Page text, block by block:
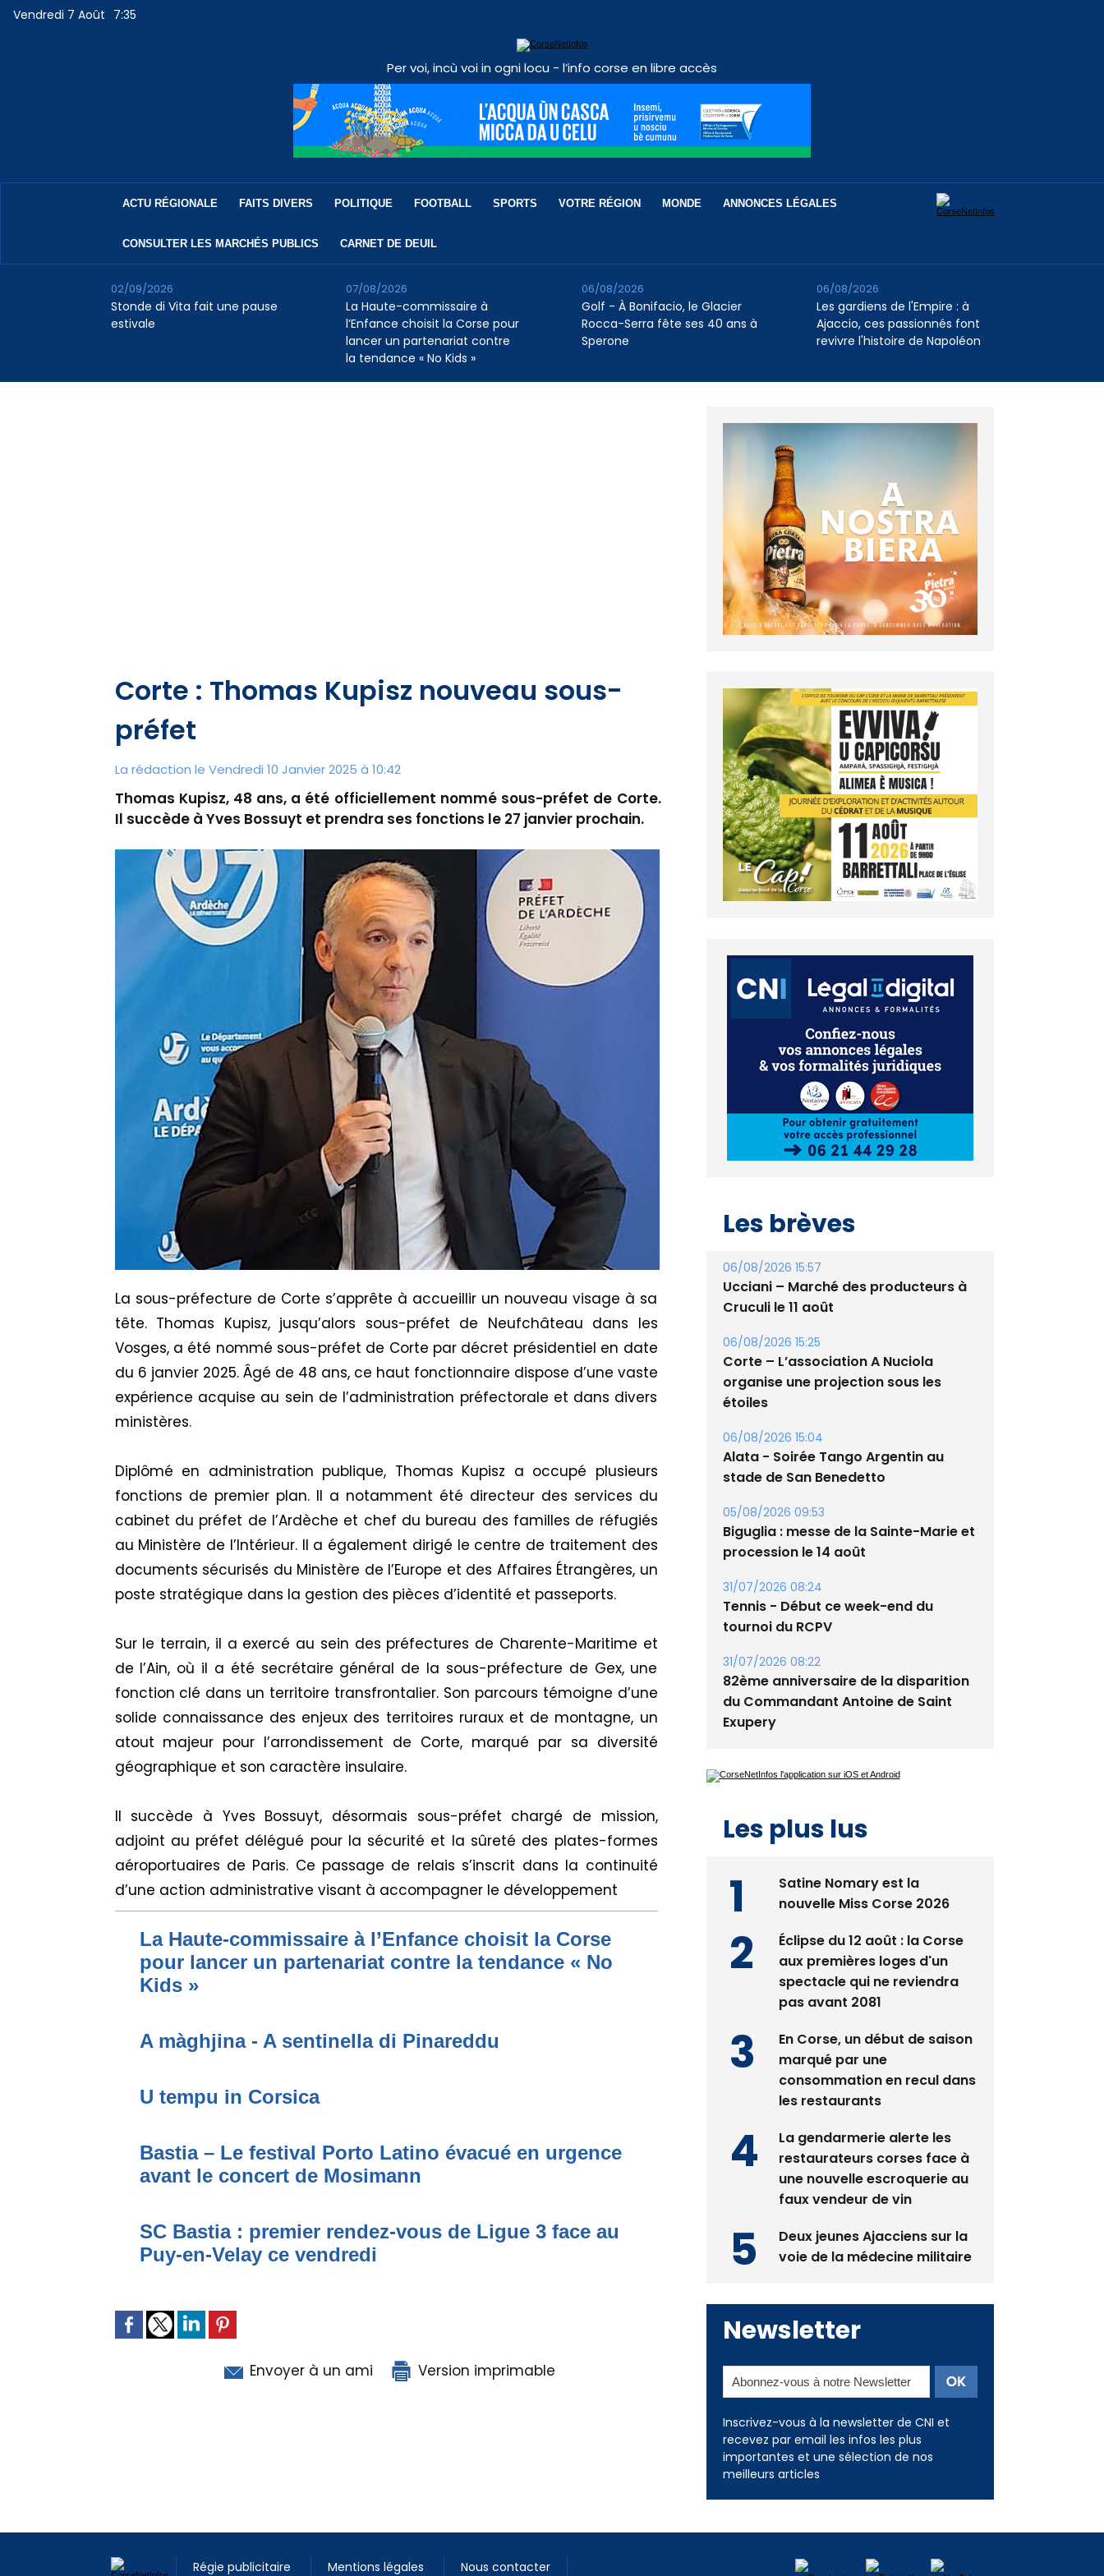
Vendredi 7 Août 7:35
Per voi, incù voi in ogni locu - l’info corse en libre accès
ACTU RÉGIONALE FAITS DIVERS POLITIQUE FOOTBALL SPORTS VOTRE RÉGION MONDE ANNONCES LÉGALES
CONSULTER LES MARCHÉS PUBLICS CARNET DE DEUIL
Stonde di Vita fait une pause
estivale
02/09/2026
La Haute-commissaire à
l’Enfance choisit la Corse pour
lancer un partenariat contre
la tendance « No Kids »
07/08/2026
Golf - À Bonifacio, le Glacier
Rocca-Serra fête ses 40 ans à
Sperone
06/08/2026
Les gardiens de l'Empire : à
Ajaccio, ces passionnés font
revivre l'histoire de Napoléon
06/08/2026
Corte : Thomas Kupisz nouveau sous-
préfet
La rédaction le Vendredi 10 Janvier 2025 à 10:42
Thomas Kupisz, 48 ans, a été officiellement nommé sous-préfet de Corte.
Il succède à Yves Bossuyt et prendra ses fonctions le 27 janvier prochain.
La sous-préfecture de Corte s’apprête à accueillir un nouveau visage à sa
tête. Thomas Kupisz, jusqu’alors sous-préfet de Neufchâteau dans les
Vosges, a été nommé sous-préfet de Corte par décret présidentiel en date
du 6 janvier 2025. Âgé de 48 ans, ce haut fonctionnaire dispose d’une vaste
expérience acquise au sein de l’administration préfectorale et dans divers
ministères.
Diplômé en administration publique, Thomas Kupisz a occupé plusieurs
fonctions de premier plan. Il a notamment été directeur des services du
cabinet du préfet de l’Ardèche et chef du bureau des familles de réfugiés
au Ministère de l’Intérieur. Il a également dirigé le centre de traitement des
documents sécurisés du Ministère de l’Europe et des Affaires Étrangères, un
poste stratégique dans la gestion des pièces d’identité et passeports.
Sur le terrain, il a exercé au sein des préfectures de Charente-Maritime et
de l’Ain, où il a été secrétaire général de la sous-préfecture de Gex, une
fonction clé dans un territoire transfrontalier. Son parcours témoigne d’une
solide connaissance des enjeux des territoires ruraux et de montagne, un
atout majeur pour l’arrondissement de Corte, marqué par sa diversité
géographique et son caractère insulaire.
Il succède à Yves Bossuyt, désormais sous-préfet chargé de mission,
adjoint au préfet délégué pour la sécurité et la sûreté des plates-formes
aéroportuaires de Paris. Ce passage de relais s’inscrit dans la continuité
d’une action administrative visant à accompagner le développement
La Haute-commissaire à l’Enfance choisit la Corse
pour lancer un partenariat contre la tendance « No
Kids »
A màghjina - A sentinella di Pinareddu
U tempu in Corsica
Bastia – Le festival Porto Latino évacué en urgence
avant le concert de Mosimann
SC Bastia : premier rendez-vous de Ligue 3 face au
Puy-en-Velay ce vendredi
Envoyer à un ami Version imprimable
Les brèves
06/08/2026 15:57
Ucciani – Marché des producteurs à
Cruculi le 11 août
06/08/2026 15:25
Corte – L’association A Nuciola
organise une projection sous les
étoiles
06/08/2026 15:04
Alata - Soirée Tango Argentin au
stade de San Benedetto
05/08/2026 09:53
Biguglia : messe de la Sainte-Marie et
procession le 14 août
31/07/2026 08:24
Tennis - Début ce week-end du
tournoi du RCPV
31/07/2026 08:22
82ème anniversaire de la disparition
du Commandant Antoine de Saint
Exupery
Les plus lus
Satine Nomary est la
nouvelle Miss Corse 2026
Éclipse du 12 août : la Corse
aux premières loges d'un
spectacle qui ne reviendra
pas avant 2081
En Corse, un début de saison
marqué par une
consommation en recul dans
les restaurants
La gendarmerie alerte les
restaurateurs corses face à
une nouvelle escroquerie au
faux vendeur de vin
Deux jeunes Ajacciens sur la
voie de la médecine militaire
Newsletter
Inscrivez-vous à la newsletter de CNI et
recevez par email les infos les plus
importantes et une sélection de nos
meilleurs articles
Régie publicitaire Mentions légales Nous contacter